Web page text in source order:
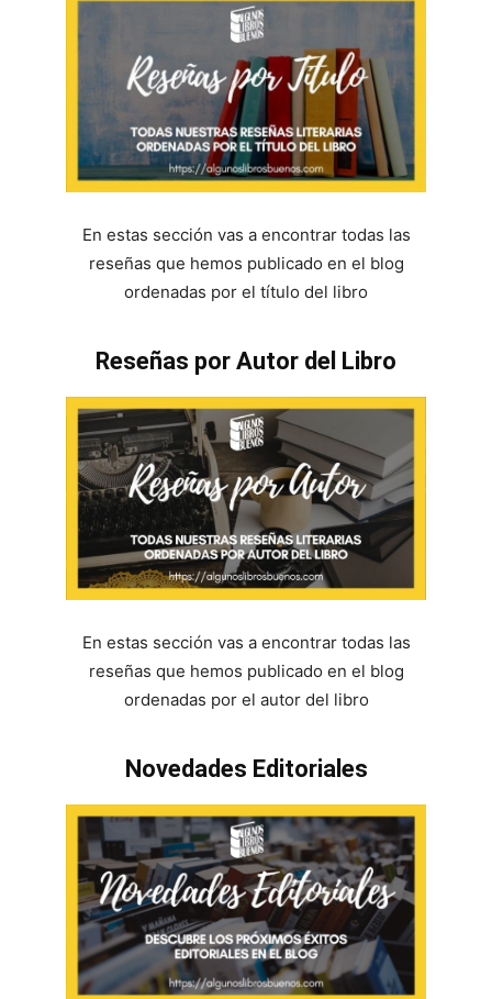
En estas sección vas a encontrar todas las
reseñas que hemos publicado en el blog
ordenadas por el título del libro
Reseñas por Autor del Libro
En estas sección vas a encontrar todas las
reseñas que hemos publicado en el blog
ordenadas por el autor del libro
Novedades Editoriales